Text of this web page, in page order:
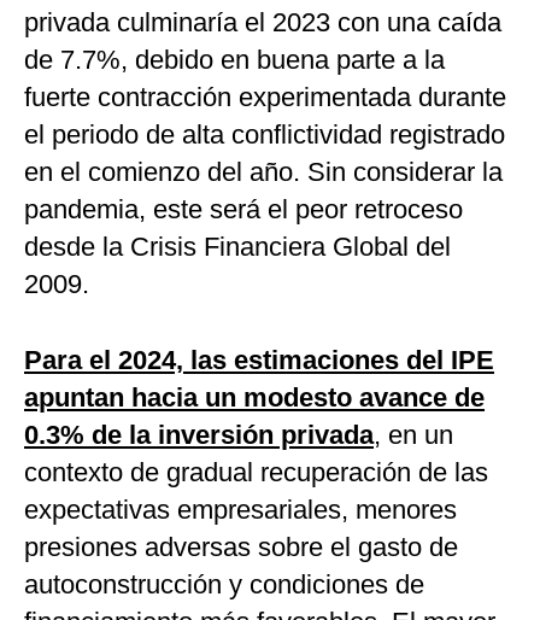
privada culminaría el 2023 con una caída
de 7.7%, debido en buena parte a la
fuerte contracción experimentada durante
el periodo de alta conflictividad registrado
en el comienzo del año. Sin considerar la
pandemia, este será el peor retroceso
desde la Crisis Financiera Global del
2009.
Para el 2024, las estimaciones del IPE
apuntan hacia un modesto avance de
0.3% de la inversión privada, en un
contexto de gradual recuperación de las
expectativas empresariales, menores
presiones adversas sobre el gasto de
autoconstrucción y condiciones de